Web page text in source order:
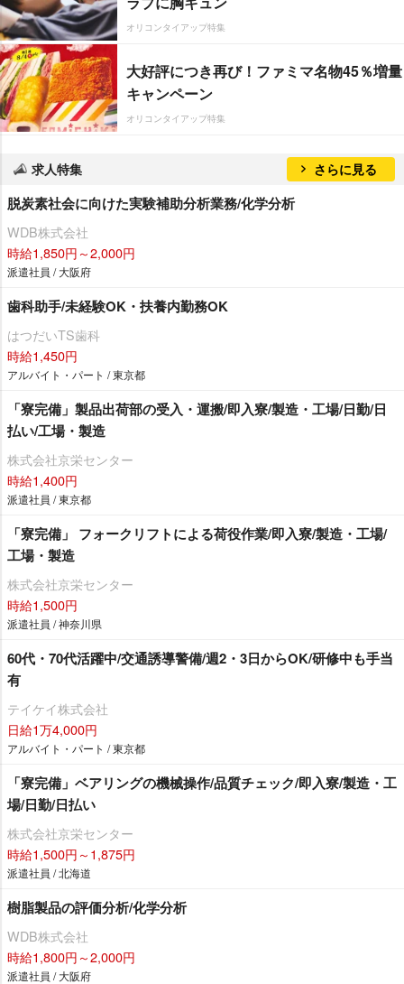
オリコンタイアップ特集
大好評につき再び！ファミマ名物45％増量
キャンペーン
オリコンタイアップ特集
求人特集 さらに見る
脱炭素社会に向けた実験補助分析業務/化学分析
WDB株式会社
時給1,850円～2,000円
派遣社員 / 大阪府
歯科助手/未経験OK・扶養内勤務OK
はつだいTS歯科
時給1,450円
アルバイト・パート / 東京都
「寮完備」製品出荷部の受入・運搬/即入寮/製造・工場/日勤/日
払い/工場・製造
株式会社京栄センター
時給1,400円
派遣社員 / 東京都
「寮完備」 フォークリフトによる荷役作業/即入寮/製造・工場/
工場・製造
株式会社京栄センター
時給1,500円
派遣社員 / 神奈川県
60代・70代活躍中/交通誘導警備/週2・3日からOK/研修中も手当
有
テイケイ株式会社
日給1万4,000円
アルバイト・パート / 東京都
「寮完備」ベアリングの機械操作/品質チェック/即入寮/製造・工
場/日勤/日払い
株式会社京栄センター
時給1,500円～1,875円
派遣社員 / 北海道
樹脂製品の評価分析/化学分析
WDB株式会社
時給1,800円～2,000円
派遣社員 / 大阪府